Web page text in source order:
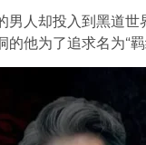
人却投入到黑道世
他为了追求名为“